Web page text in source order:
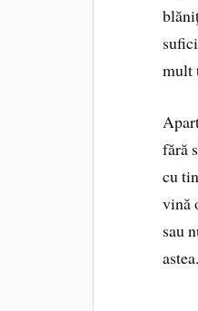
mult
fără
cu
vină
sau
astea.